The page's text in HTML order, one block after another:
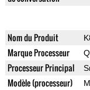
Nom du Produit
Marque Processeur
Processeur Principal
Modèle (processeur)